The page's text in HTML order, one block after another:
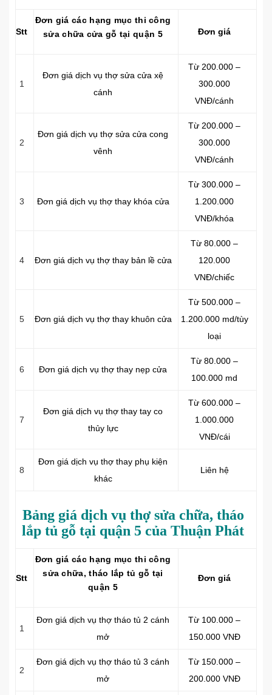
Stt
Đơn giá các hạng mục thi công
sửa chữa cửa gỗ tại quận 5
Đơn giá
1
Đơn giá dịch vụ thợ sửa cửa xệ
cánh
Từ 200.000 –
300.000
VNĐ/cánh
2
Đơn giá dịch vụ thợ sửa cửa cong
vênh
Từ 200.000 –
300.000
VNĐ/cánh
3 Đơn giá dịch vụ thợ thay khóa cửa
Từ 300.000 –
1.200.000
VNĐ/khóa
4 Đơn giá dịch vụ thợ thay bản lề cửa
Từ 80.000 –
120.000
VNĐ/chiếc
5 Đơn giá dịch vụ thợ thay khuôn cửa
Từ 500.000 –
1.200.000 md/tùy
loại
6 Đơn giá dịch vụ thợ thay nẹp cửa
Từ 80.000 –
100.000 md
7
Đơn giá dịch vụ thợ thay tay co
thủy lực
Từ 600.000 –
1.000.000
VNĐ/cái
8
Đơn giá dịch vụ thợ thay phụ kiện
khác
Liên hệ
Bảng giá dịch vụ thợ sửa chữa, tháo
lắp tủ gỗ tại quận 5 của Thuận Phát
Stt
Đơn giá các hạng mục thi công
sửa chữa, tháo lắp tủ gỗ tại
quận 5
Đơn giá
1
Đơn giá dịch vụ thợ tháo tủ 2 cánh
mở
Từ 100.000 –
150.000 VNĐ
2
Đơn giá dịch vụ thợ tháo tủ 3 cánh
mở
Từ 150.000 –
200.000 VNĐ